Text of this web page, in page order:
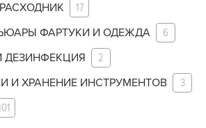
17
ФАРТУКИ И ОДЕЖДА 6
ДЕЗИНФЕКЦИЯ 2
И ХРАНЕНИЕ ИНСТРУМЕНТОВ 3